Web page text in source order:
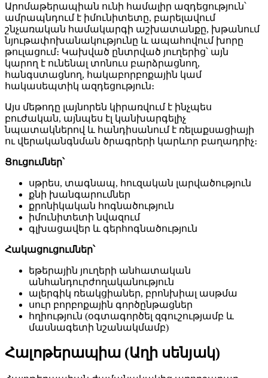
Արոմաթերապիան ունի համալիր ազդեցություն՝
ամրապնդում է իմունիտետը, բարելավում
շնչառական համակարգի աշխատանքը, խթանում
նյութափոխանակությունը և ապահովում խորը
թուլացում։ Կախված ընտրված յուղերից՝ այն
կարող է ունենալ տոնուս բարձրացնող,
հանգստացնող, հակաբորբոքային կամ
հակասեպտիկ ազդեցություն։
Այս մեթոդը լայնորեն կիրառվում է ինչպես
բուժական, այնպես էլ կանխարգելիչ
նպատակներով և հանդիսանում է ռելաքսացիայի
ու վերականգնման ծրագրերի կարևոր բաղադրիչ։
Ցուցումներ՝
սթրես, տագնապ, հուզական լարվածություն
քնի խանգարումներ
քրոնիկական հոգնածություն
իմունիտետի նվազում
գլխացավեր և գերհոգնածություն
Հակացուցումներ՝
եթերային յուղերի անհատական
անհանդուրժողականություն
ալերգիկ ռեակցիաներ, բրոնխիալ ասթմա
սուր բորբոքային գործընթացներ
հղիություն (օգտագործել զգուշությամբ և
մասնագետի նշանակմամբ)
Հալոթերապիա (Աղի սենյակ)